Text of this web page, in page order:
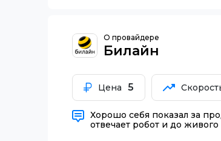
О провайдере
Билайн
Цена 5
Хорошо себя показал за
отвечает робот и до